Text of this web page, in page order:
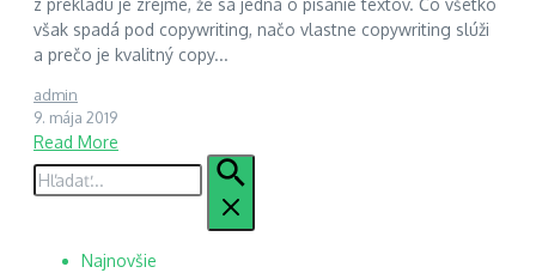
však spadá pod copywriting, načo vlastne copywriting slúži
a prečo je kvalitný copy...
admin
9. mája 2019
Read More
Hľadať:
Najnovšie